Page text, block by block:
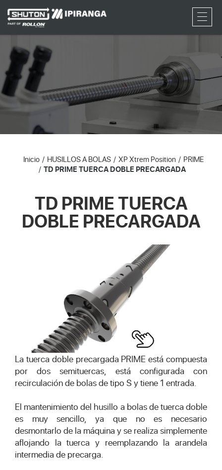
RFQ
Inicio HUSILLOS A BOLAS XP Xtrem Position
PRIME
TD PRIME TUERCA DOBLE PRECARGADA
TD PRIME TUERCA
DOBLE PRECARGADA
La tuerca doble precargada PRIME está compuesta
por dos semituercas, está configurada con
recirculación de bolas de tipo S y tiene 1 entrada.
El mantenimiento del husillo a bolas de tuerca doble
es muy sencillo, ya que no es necesario
desmontarlo de la máquina y se realiza simplemente
aflojando la tuerca y reemplazando la arandela
intermedia de precarga.